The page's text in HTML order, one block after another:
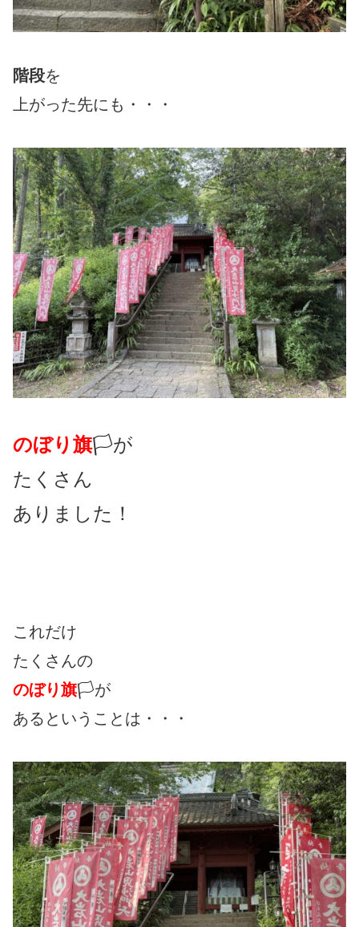
階段を
上がった先にも・・・
のぼり旗🏳が
たくさん
ありました！
これだけ
たくさんの
のぼり旗🏳が
あるということは・・・